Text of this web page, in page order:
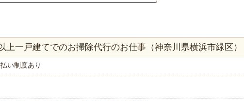
一戸建てでのお掃除代行のお仕事（神奈川県横浜市緑区）
い制度あり